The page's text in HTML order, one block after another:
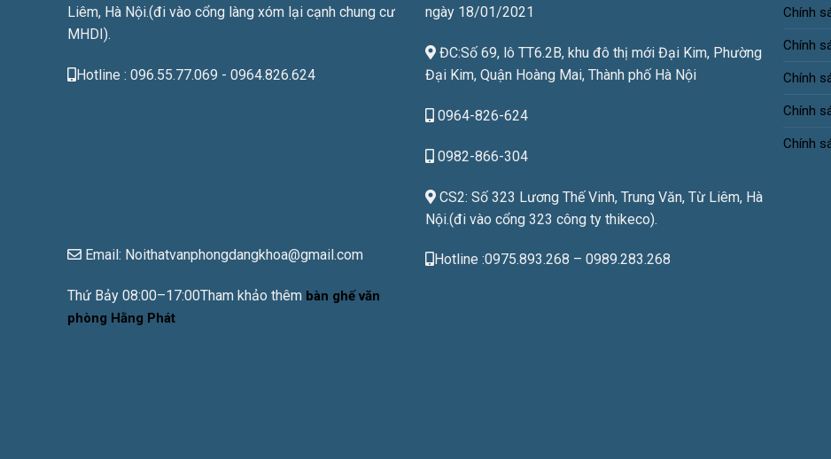
Liêm, Hà Nội.(đi vào cổng làng xóm lại cạnh chung cư
MHDI).
Hotline : 096.55.77.069 - 0964.826.624
Email: Noithatvanphongdangkhoa@gmail.com
Thứ Bảy 08:00–17:00Tham khảo thêm bàn ghế văn
phòng Hằng Phát
ngày 18/01/2021
ĐC:Số 69, lô TT6.2B, khu đô thị mới Đại Kim, Phường
Đại Kim, Quận Hoàng Mai, Thành phố Hà Nội
0964-826-624
0982-866-304
CS2: Số 323 Lương Thế Vinh, Trung Văn, Từ Liêm, Hà
Nội.(đi vào cổng 323 công ty thikeco).
Hotline :0975.893.268 – 0989.283.268
Chính
Chính
Chính
Chính
Chính